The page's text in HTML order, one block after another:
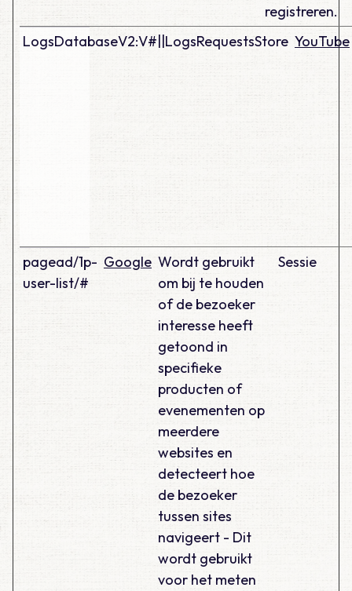
registreren.
LogsDatabaseV2:V#||LogsRequestsStore YouTube
pagead/1p-
user-list/#
Google Wordt gebruikt
om bij te houden
of de bezoeker
interesse heeft
getoond in
specifieke
producten of
evenementen op
meerdere
websites en
detecteert hoe
de bezoeker
tussen sites
navigeert - Dit
wordt gebruikt
voor het meten
Sessie